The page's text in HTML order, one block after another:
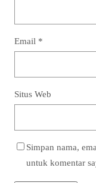
Email *
Situs Web
Simpan nama,
untuk komentar